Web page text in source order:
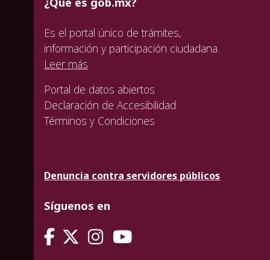
Es el portal único de trámites,
información y participación ciudadana.
Leer más
Portal de datos abiertos
Declaración de Accesibilidad
Términos y Condiciones
Denuncia contra servidores públicos
Síguenos en